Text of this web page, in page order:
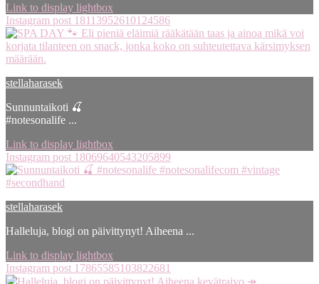
Link to display lightbox
Instagram post 18113952610124586
stellaharasek
Sunnuntaikoti 🍒
#notesonalife ...
Link to display lightbox
Instagram post 18069640543205899
stellaharasek
Halleluja, blogi on päivittynyt! Aiheena ...
Link to display lightbox
Instagram post 17865585103822681